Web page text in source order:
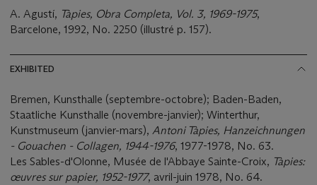
A. Agustí, Tàpies, Obra Completa, Vol. 3, 1969-1975,
Barcelone, 1992, No. 2250 (illustré p. 157).
EXHIBITED
Bremen, Kunsthalle (septembre-octobre); Baden-Baden,
Staatliche Kunsthalle (novembre-janvier); Winterthur,
Kunstmuseum (janvier-mars), Antoni Tàpies, Hanzeichnungen
- Gouachen - Collagen, 1944-1976, 1977-1978, No. 63.
Les Sables-d'Olonne, Musée de l'Abbaye Sainte-Croix, Tàpies:
œuvres sur papier, 1952-1977, avril-juin 1978, No. 64.